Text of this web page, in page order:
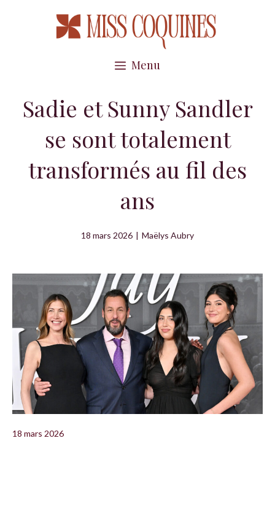
Menu
Sadie et Sunny Sandler
se sont totalement
transformés au fil des
ans
18 mars 2026 | Maëlys Aubry
18 mars 2026